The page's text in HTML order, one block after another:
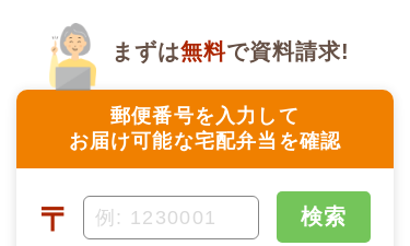
郵便番号を入力して
お届け可能な宅配弁当を確認
まずは無料で資料請求!
〒 検索